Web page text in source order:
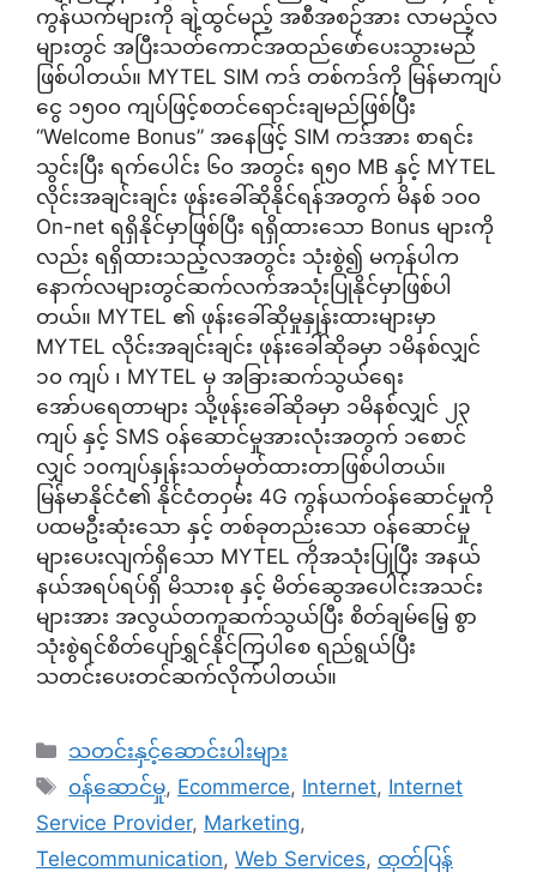
ကွန်ယက်များကို ချဲ့ထွင်မည့် အစီအစဉ်အား လာမည့်လ
များတွင် အပြီးသတ်ကောင်အထည်ဖော်ပေးသွားမည်
ဖြစ်ပါတယ်။ MYTEL SIM ကဒ် တစ်ကဒ်ကို မြန်မာကျပ်
ငွေ ၁၅၀၀ ကျပ်ဖြင့်စတင်ရောင်းချမည်ဖြစ်ပြီး
“Welcome Bonus” အနေဖြင့် SIM ကဒ်အား စာရင်း
သွင်းပြီး ရက်ပေါင်း ၆၀ အတွင်း ရ၅၀ MB နှင့် MYTEL
လိုင်းအချင်းချင်း ဖုန်းခေါ်ဆိုနိုင်ရန်အတွက် မိနစ် ၁၀၀
On-net ရရှိနိုင်မှာဖြစ်ပြီး ရရှိထားသော Bonus များကို
လည်း ရရှိထားသည့်လအတွင်း သုံးစွဲ၍ မကုန်ပါက
နောက်လများတွင်ဆက်လက်အသုံးပြုနိုင်မှာဖြစ်ပါ
တယ်။ MYTEL ၏ ဖုန်းခေါ်ဆိုမှုနှုန်းထားများမှာ
MYTEL လိုင်းအချင်းချင်း ဖုန်းခေါ်ဆိုခမှာ ၁မိနစ်လျှင်
၁၀ ကျပ် ၊ MYTEL မှ အခြားဆက်သွယ်ရေး
အော်ပရေတာများ သို့ဖုန်းခေါ်ဆိုခမှာ ၁မိနစ်လျှင် ၂၃
ကျပ် နှင့် SMS ၀န်ဆောင်မှုအားလုံးအတွက် ၁စောင်
လျှင် ၁၀ကျပ်နှုန်းသတ်မှတ်ထားတာဖြစ်ပါတယ်။
မြန်မာနိုင်ငံ၏ နိုင်ငံတဝှမ်း 4G ကွန်ယက်ဝန်ဆောင်မှုကို
ပထမဦးဆုံးသော နှင့် တစ်ခုတည်းသော ၀န်ဆောင်မှု
များပေးလျက်ရှိသော MYTEL ကိုအသုံးပြုပြီး အနယ်
နယ်အရပ်ရပ်ရှိ မိသားစု နှင့် မိတ်ဆွေအပေါင်းအသင်း
များအား အလွယ်တကူဆက်သွယ်ပြီး စိတ်ချမ်မြေ့ စွာ
သုံးစွဲရင်စိတ်ပျော်ရွှင်နိုင်ကြပါစေ ရည်ရွယ်ပြီး
သတင်းပေးတင်ဆက်လိုက်ပါတယ်။
Categories
သတင်းနှင့်ဆောင်းပါးများ
Tags
၀န်ဆောင်မှု, Ecommerce, Internet, Internet
Service Provider, Marketing,
Telecommunication, Web Services, ထုတ်ပြန်